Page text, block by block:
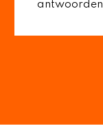
antwoorden